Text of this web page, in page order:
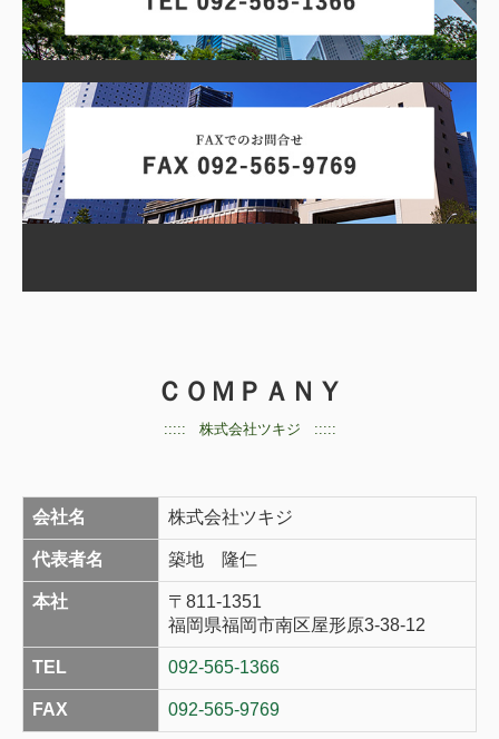
ＣＯＭＰＡＮＹ
::::: 株式会社ツキジ :::::
会社名 株式会社ツキジ
代表者名 築地 隆仁
本社
〒811-1351
福岡県福岡市南区屋形原3-38-12
TEL 092-565-1366
FAX 092-565-9769